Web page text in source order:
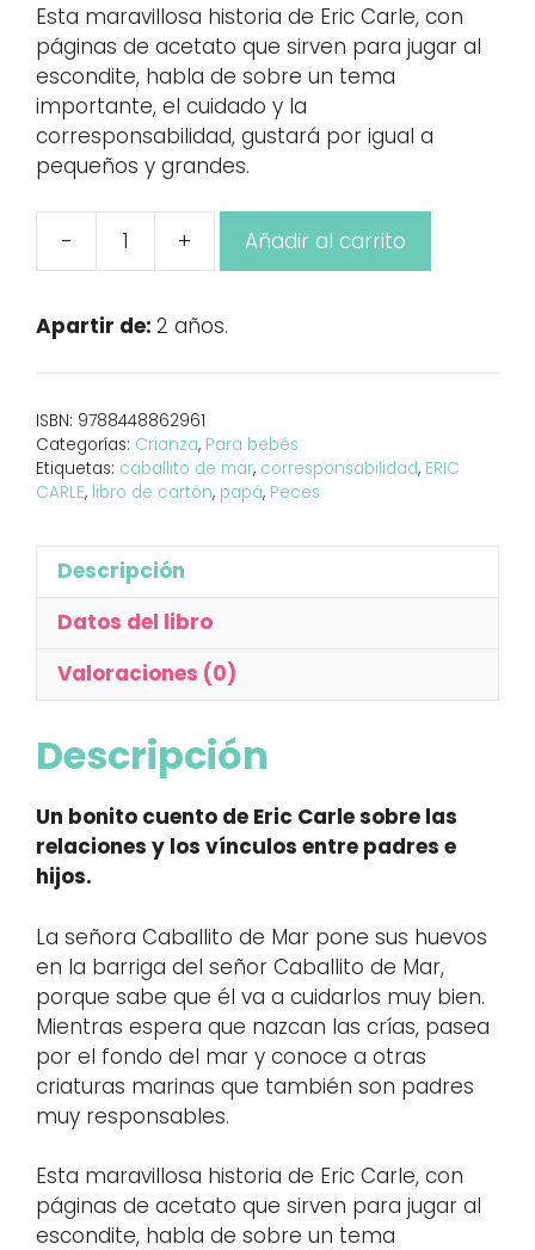
Esta maravillosa historia de Eric Carle, con
páginas de acetato que sirven para jugar al
escondite, habla de sobre un tema
importante, el cuidado y la
corresponsabilidad, gustará por igual a
pequeños y grandes.
-
Don
cantidad
+ Añadir al carrito
Apartir de: 2 años.
ISBN: 9788448862961
Categorías: Crianza, Para bebés
Etiquetas: caballito de mar, corresponsabilidad, ERIC
CARLE, libro de cartón, papá, Peces
Descripción
Datos del libro
Valoraciones (0)
Descripción
Un bonito cuento de Eric Carle sobre las
relaciones y los vínculos entre padres e
hijos.
La señora Caballito de Mar pone sus huevos
en la barriga del señor Caballito de Mar,
porque sabe que él va a cuidarlos muy bien.
Mientras espera que nazcan las crías, pasea
por el fondo del mar y conoce a otras
criaturas marinas que también son padres
muy responsables.
Esta maravillosa historia de Eric Carle, con
páginas de acetato que sirven para jugar al
escondite, habla de sobre un tema